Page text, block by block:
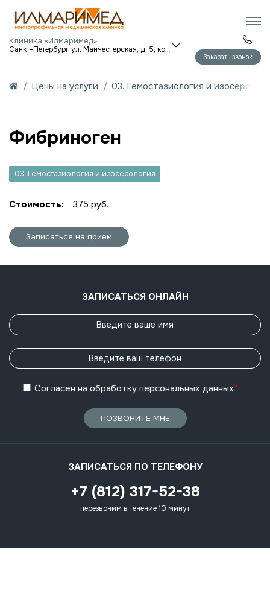
Клиника «Илмаримед»
Санкт-Петербург ул. Манчестерская, д. 5, корп. 1
Заказать звонок
Цены на услуги 03. Гемостазиология и
Фибриноген
03. Гемостазиология и изосерология
Стоимость: 375 руб.
Записаться на прием
ЗАПИСАТЬСЯ ОНЛАЙН
Согласен на обработку персональных данных*
ПОЗВОНИТЕ МНЕ
ЗАПИСАТЬСЯ ПО ТЕЛЕФОНУ
+7 (812) 317-52-38
перезвоним в течение 10 минут